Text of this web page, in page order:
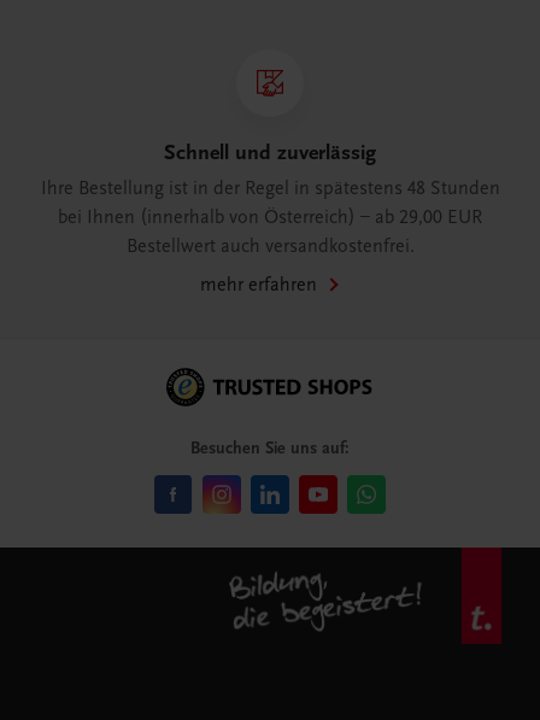
Schnell und zuverlässig
Ihre Bestellung ist in der Regel in spätestens 48 Stunden
bei Ihnen (innerhalb von Österreich) – ab 29,00 EUR
Bestellwert auch versandkostenfrei.
mehr erfahren
Besuchen Sie uns auf: